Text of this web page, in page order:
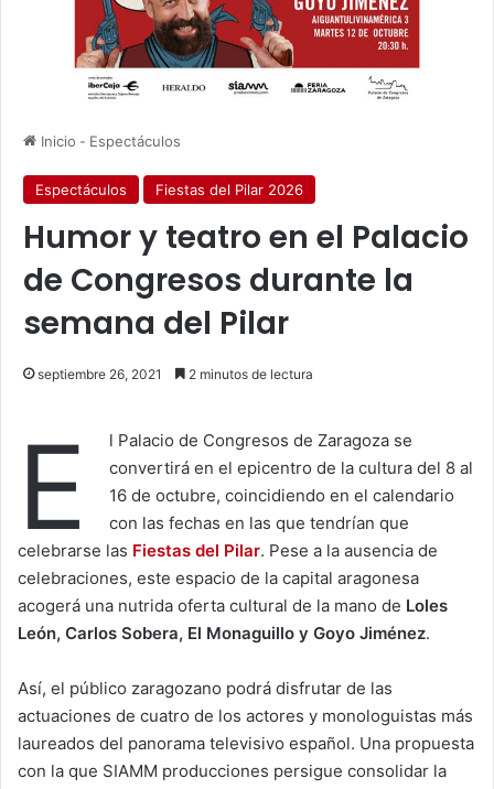
Inicio - Espectáculos
Espectáculos Fiestas del Pilar 2026
Humor y teatro en el Palacio
de Congresos durante la
semana del Pilar
septiembre 26, 2021 2 minutos de lectura
E
l Palacio de Congresos de Zaragoza se
convertirá en el epicentro de la cultura del 8 al
16 de octubre, coincidiendo en el calendario
con las fechas en las que tendrían que
celebrarse las Fiestas del Pilar. Pese a la ausencia de
celebraciones, este espacio de la capital aragonesa
acogerá una nutrida oferta cultural de la mano de Loles
León, Carlos Sobera, El Monaguillo y Goyo Jiménez.
Así, el público zaragozano podrá disfrutar de las
actuaciones de cuatro de los actores y monologuistas más
laureados del panorama televisivo español. Una propuesta
con la que SIAMM producciones persigue consolidar la